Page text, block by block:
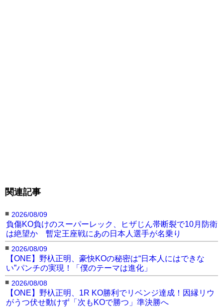
関連記事
■ 2026/08/09
負傷KO負けのスーパーレック、ヒザじん帯断裂で10月防衛
は絶望か 暫定王座戦にあの日本人選手が名乗り
■ 2026/08/09
【ONE】野杁正明、豪快KOの秘密は“日本人にはできな
い”パンチの実現！「僕のテーマは進化」
■ 2026/08/08
【ONE】野杁正明、1R KO勝利でリベンジ達成！因縁リウ
がうつ伏せ動けず「次もKOで勝つ」準決勝へ